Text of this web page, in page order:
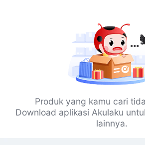
Produk yang kamu cari
Download aplikasi Akulaku
lainnya.